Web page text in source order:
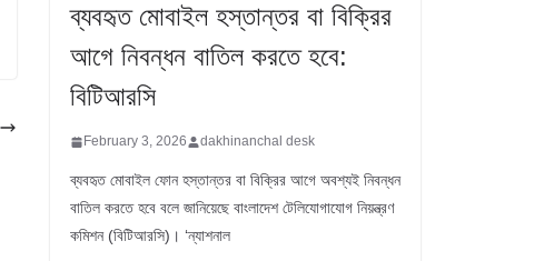
ব্যবহৃত মোবাইল হস্তান্তর বা বিক্রির
আগে নিবন্ধন বাতিল করতে হবে:
বিটিআরসি
February 3, 2026 dakhinanchal desk
ব্যবহৃত মোবাইল ফোন হস্তান্তর বা বিক্রির আগে অবশ্যই নিবন্ধন
বাতিল করতে হবে বলে জানিয়েছে বাংলাদেশ টেলিযোগাযোগ নিয়ন্ত্রণ
কমিশন (বিটিআরসি)। ‘ন্যাশনাল